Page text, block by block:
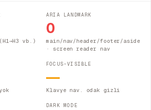
vb.)
ARIA LANDMARK
0
main/nav/header/footer/aside
· screen reader nav
FOCUS-VISIBLE
—
Klavye nav. odak gizli
DARK MODE